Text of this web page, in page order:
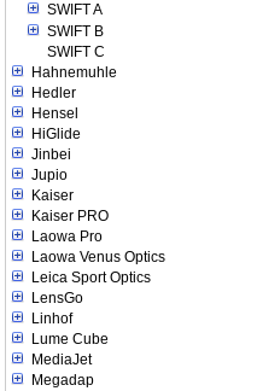
SWIFT A
SWIFT B
SWIFT C
Hahnemuhle
Hedler
Hensel
HiGlide
Jinbei
Jupio
Kaiser
Kaiser PRO
Laowa Pro
Laowa Venus Optics
Leica Sport Optics
LensGo
Linhof
Lume Cube
MediaJet
Megadap